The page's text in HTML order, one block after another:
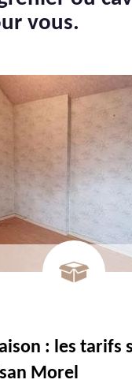
vous.
: les tarifs
Morel